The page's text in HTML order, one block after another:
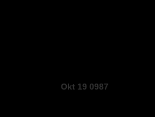
Okt 19 0987